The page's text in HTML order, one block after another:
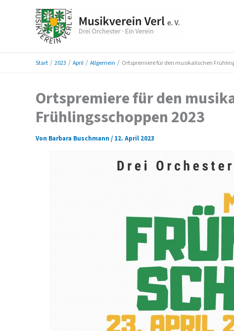
Start 2023 April Allgemein Ortspremiere für den musikalischen
Ortspremiere für den
Frühlingsschoppen 2023
Von Barbara Buschmann / 12. April 2023